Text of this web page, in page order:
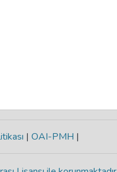
| OAI-PMH |